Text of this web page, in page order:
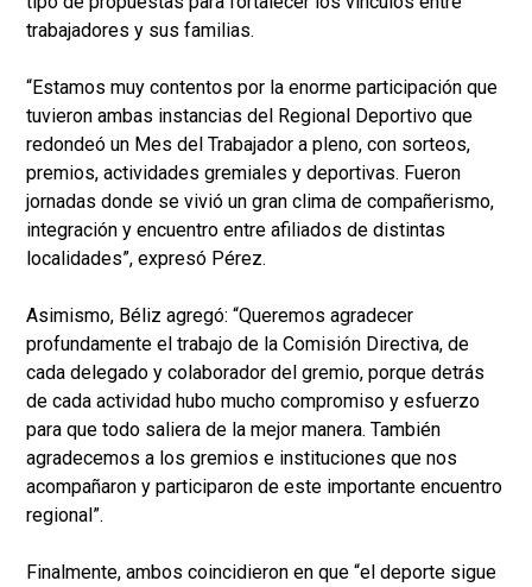
trabajadores y sus familias.
“Estamos muy contentos por la enorme participación que
tuvieron ambas instancias del Regional Deportivo que
redondeó un Mes del Trabajador a pleno, con sorteos,
premios, actividades gremiales y deportivas. Fueron
jornadas donde se vivió un gran clima de compañerismo,
integración y encuentro entre afiliados de distintas
localidades”, expresó Pérez.
Asimismo, Béliz agregó: “Queremos agradecer
profundamente el trabajo de la Comisión Directiva, de
cada delegado y colaborador del gremio, porque detrás
de cada actividad hubo mucho compromiso y esfuerzo
para que todo saliera de la mejor manera. También
agradecemos a los gremios e instituciones que nos
acompañaron y participaron de este importante encuentro
regional”.
Finalmente, ambos coincidieron en que “el deporte sigue